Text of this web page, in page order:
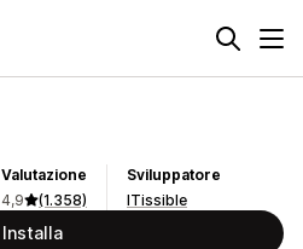
Valutazione
4,9
(1.358)
Sviluppatore
ITissible
Installa